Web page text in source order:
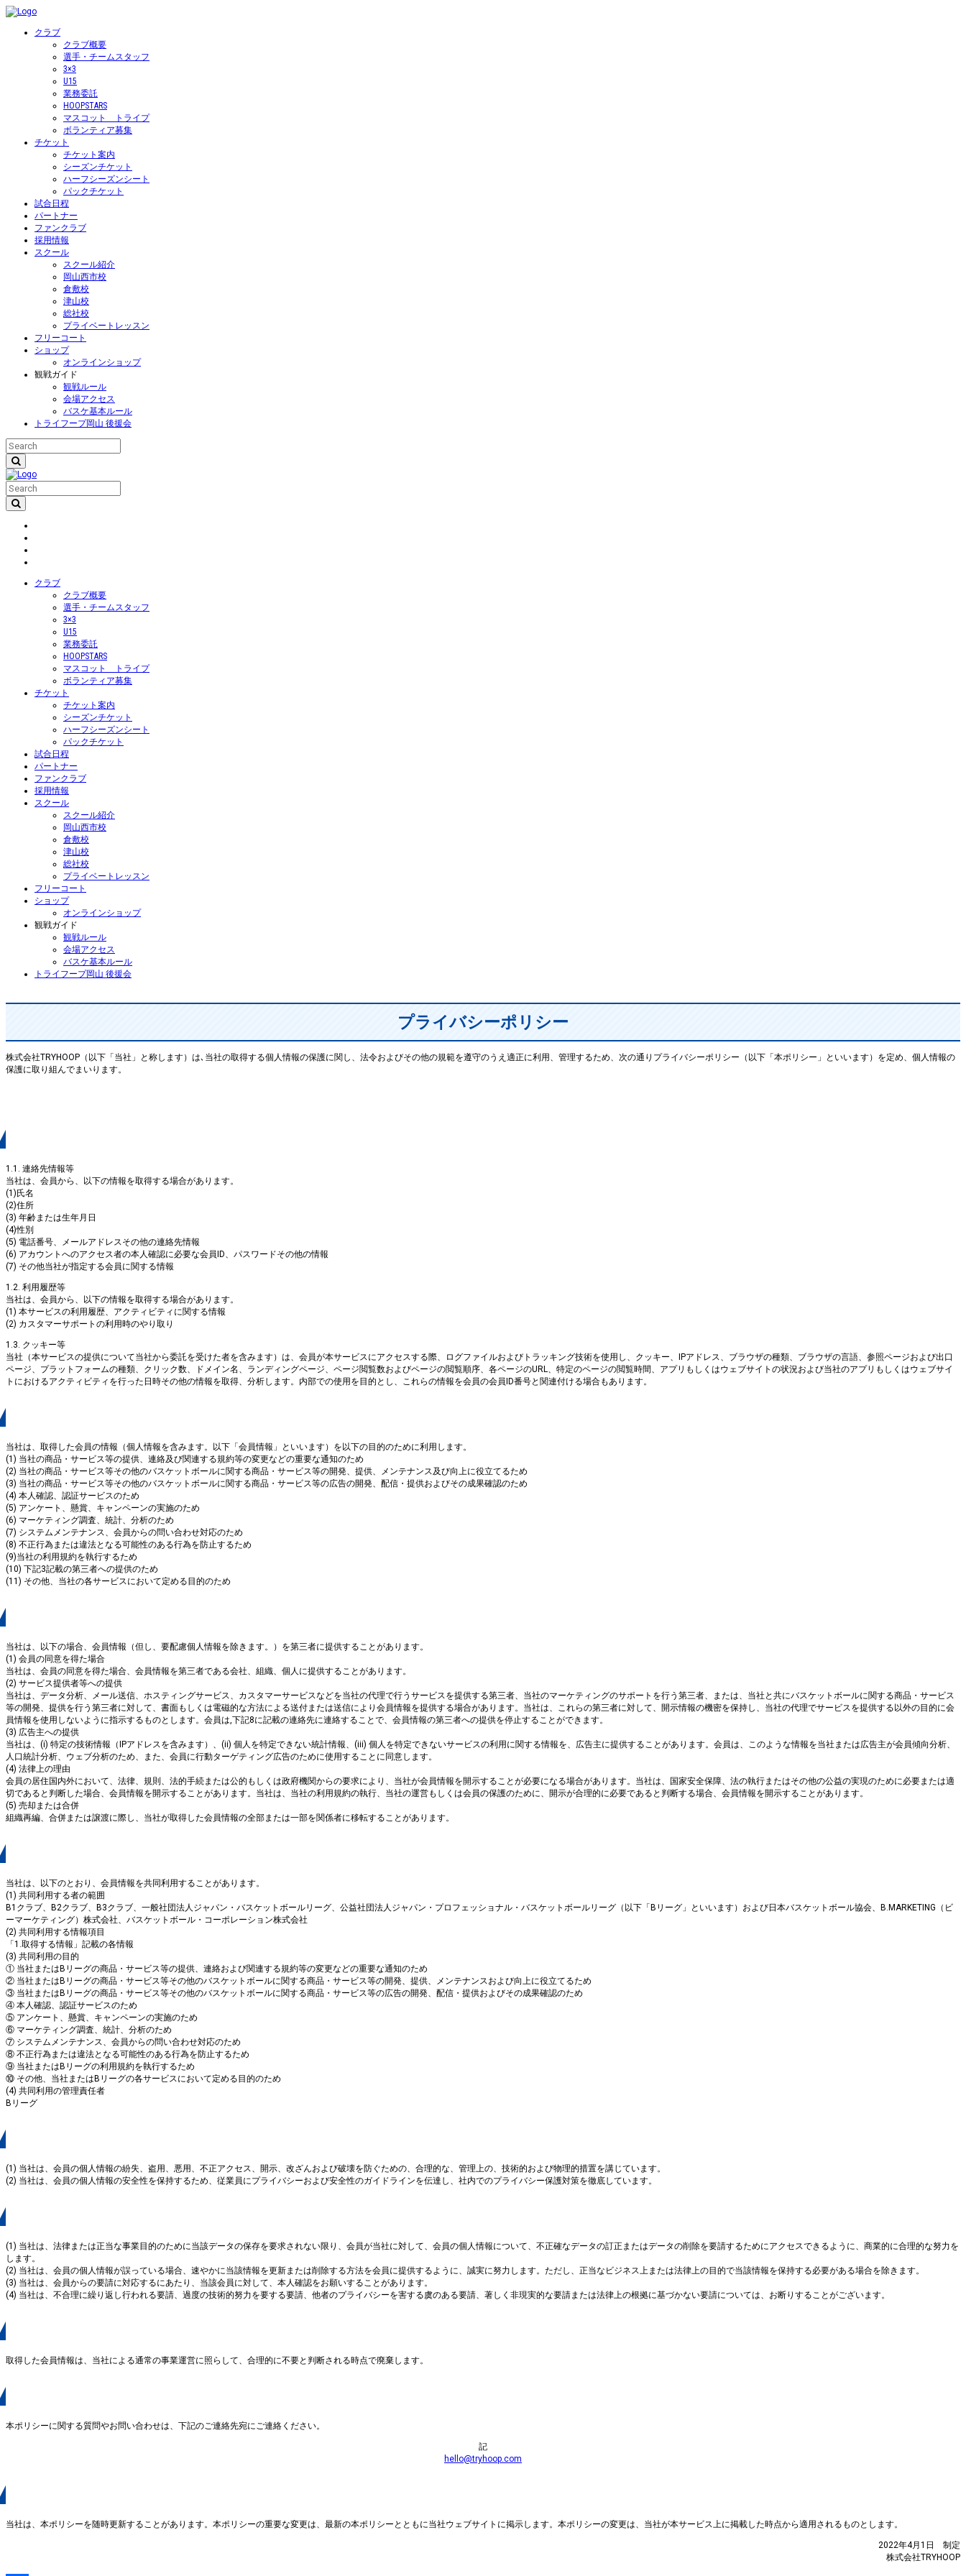
クラブ
クラブ概要
選手・チームスタッフ
3×3
U15
業務委託
HOOPSTARS
マスコット トライプ
ボランティア募集
チケット
チケット案内
シーズンチケット
ハーフシーズンシート
パックチケット
試合日程
パートナー
ファンクラブ
採用情報
スクール
スクール紹介
岡山西市校
倉敷校
津山校
総社校
プライベートレッスン
フリーコート
ショップ
オンラインショップ
観戦ガイド
観戦ルール
会場アクセス
バスケ基本ルール
トライフープ岡山 後援会
クラブ
クラブ概要
選手・チームスタッフ
3×3
U15
業務委託
HOOPSTARS
マスコット トライプ
ボランティア募集
チケット
チケット案内
シーズンチケット
ハーフシーズンシート
パックチケット
試合日程
パートナー
ファンクラブ
採用情報
スクール
スクール紹介
岡山西市校
倉敷校
津山校
総社校
プライベートレッスン
フリーコート
ショップ
オンラインショップ
観戦ガイド
観戦ルール
会場アクセス
バスケ基本ルール
トライフープ岡山 後援会
プライバシーポリシー
株式会社TRYHOOP（以下「当社」と称します）は､当社の取得する個人情報の保護に関し、法令およびその他の規範を遵守のうえ適正に利用、管理するため、次の通りプライバシーポリシー（以下「本ポリシー」といいます）を定め、個人情報の
保護に取り組んでまいります。
1.1. 連絡先情報等
当社は、会員から、以下の情報を取得する場合があります。
(1)氏名
(2)住所
(3) 年齢または生年月日
(4)性別
(5) 電話番号、メールアドレスその他の連絡先情報
(6) アカウントへのアクセス者の本人確認に必要な会員ID、パスワードその他の情報
(7) その他当社が指定する会員に関する情報
1.2. 利用履歴等
当社は、会員から、以下の情報を取得する場合があります。
(1) 本サービスの利用履歴、アクティビティに関する情報
(2) カスタマーサポートの利用時のやり取り
1.3. クッキー等
当社（本サービスの提供について当社から委託を受けた者を含みます）は、会員が本サービスにアクセスする際、ログファイルおよびトラッキング技術を使用し、クッキー、IPアドレス、ブラウザの種類、ブラウザの言語、参照ページおよび出口
ページ、プラットフォームの種類、クリック数、ドメイン名、ランディングページ、ページ閲覧数およびページの閲覧順序、各ページのURL、特定のページの閲覧時間、アプリもしくはウェブサイトの状況および当社のアプリもしくはウェブサイ
トにおけるアクティビティを行った日時その他の情報を取得、分析します。内部での使用を目的とし、これらの情報を会員の会員ID番号と関連付ける場合もあります。
当社は、取得した会員の情報（個人情報を含みます。以下「会員情報」といいます）を以下の目的のために利用します。
(1) 当社の商品・サービス等の提供、連絡及び関連する規約等の変更などの重要な通知のため
(2) 当社の商品・サービス等その他のバスケットボールに関する商品・サービス等の開発、提供、メンテナンス及び向上に役立てるため
(3) 当社の商品・サービス等その他のバスケットボールに関する商品・サービス等の広告の開発、配信・提供およびその成果確認のため
(4) 本人確認、認証サービスのため
(5) アンケート、懸賞、キャンペーンの実施のため
(6) マーケティング調査、統計、分析のため
(7) システムメンテナンス、会員からの問い合わせ対応のため
(8) 不正行為または違法となる可能性のある行為を防止するため
(9)当社の利用規約を執行するため
(10) 下記3記載の第三者への提供のため
(11) その他、当社の各サービスにおいて定める目的のため
当社は、以下の場合、会員情報（但し、要配慮個人情報を除きます。）を第三者に提供することがあります。
(1) 会員の同意を得た場合
当社は、会員の同意を得た場合、会員情報を第三者である会社、組織、個人に提供することがあります。
(2) サービス提供者等への提供
当社は、データ分析、メール送信、ホスティングサービス、カスタマーサービスなどを当社の代理で行うサービスを提供する第三者、当社のマーケティングのサポートを行う第三者、または、当社と共にバスケットボールに関する商品・サービス
等の開発、提供を行う第三者に対して、書面もしくは電磁的な方法による送付または送信により会員情報を提供する場合があります。当社は、これらの第三者に対して、開示情報の機密を保持し、当社の代理でサービスを提供する以外の目的に会
員情報を使用しないように指示するものとします。会員は,下記8に記載の連絡先に連絡することで、会員情報の第三者への提供を停止することができます。
(3) 広告主への提供
当社は、(i) 特定の技術情報（IPアドレスを含みます）、(ii) 個人を特定できない統計情報、(iii) 個人を特定できないサービスの利用に関する情報を、広告主に提供することがあります。会員は、このような情報を当社または広告主が会員傾向分析、
人口統計分析、ウェブ分析のため、また、会員に行動ターゲティング広告のために使用することに同意します。
(4) 法律上の理由
会員の居住国内外において、法律、規則、法的手続または公的もしくは政府機関からの要求により、当社が会員情報を開示することが必要になる場合があります。当社は、国家安全保障、法の執行またはその他の公益の実現のために必要または適
切であると判断した場合、会員情報を開示することがあります。当社は、当社の利用規約の執行、当社の運営もしくは会員の保護のために、開示が合理的に必要であると判断する場合、会員情報を開示することがあります。
(5) 売却または合併
組織再編、合併または譲渡に際し、当社が取得した会員情報の全部または一部を関係者に移転することがあります。
当社は、以下のとおり、会員情報を共同利用することがあります。
(1) 共同利用する者の範囲
B1クラブ、B2クラブ、B3クラブ、一般社団法人ジャパン・バスケットボールリーグ、公益社団法人ジャパン・プロフェッショナル・バスケットボールリーグ（以下「Bリーグ」といいます）および日本バスケットボール協会、B.MARKETING（ビ
ーマーケティング）株式会社、バスケットボール・コーポレーション株式会社
(2) 共同利用する情報項目
「1.取得する情報」記載の各情報
(3) 共同利用の目的
① 当社またはBリーグの商品・サービス等の提供、連絡および関連する規約等の変更などの重要な通知のため
② 当社またはBリーグの商品・サービス等その他のバスケットボールに関する商品・サービス等の開発、提供、メンテナンスおよび向上に役立てるため
③ 当社またはBリーグの商品・サービス等その他のバスケットボールに関する商品・サービス等の広告の開発、配信・提供およびその成果確認のため
④ 本人確認、認証サービスのため
⑤ アンケート、懸賞、キャンペーンの実施のため
⑥ マーケティング調査、統計、分析のため
⑦ システムメンテナンス、会員からの問い合わせ対応のため
⑧ 不正行為または違法となる可能性のある行為を防止するため
⑨ 当社またはBリーグの利用規約を執行するため
⑩ その他、当社またはBリーグの各サービスにおいて定める目的のため
(4) 共同利用の管理責任者
Bリーグ
(1) 当社は、会員の個人情報の紛失、盗用、悪用、不正アクセス、開示、改ざんおよび破壊を防ぐための、合理的な、管理上の、技術的および物理的措置を講じています。
(2) 当社は、会員の個人情報の安全性を保持するため、従業員にプライバシーおよび安全性のガイドラインを伝達し、社内でのプライバシー保護対策を徹底しています。
(1) 当社は、法律または正当な事業目的のために当該データの保存を要求されない限り、会員が当社に対して、会員の個人情報について、不正確なデータの訂正またはデータの削除を要請するためにアクセスできるように、商業的に合理的な努力を
します。
(2) 当社は、会員の個人情報が誤っている場合、速やかに当該情報を更新または削除する方法を会員に提供するように、誠実に努力します。ただし、正当なビジネス上または法律上の目的で当該情報を保持する必要がある場合を除きます。
(3) 当社は、会員からの要請に対応するにあたり、当該会員に対して、本人確認をお願いすることがあります。
(4) 当社は、不合理に繰り返し行われる要請、過度の技術的努力を要する要請、他者のプライバシーを害する虞のある要請、著しく非現実的な要請または法律上の根拠に基づかない要請については、お断りすることがございます。
取得した会員情報は、当社による通常の事業運営に照らして、合理的に不要と判断される時点で廃棄します。
本ポリシーに関する質問やお問い合わせは、下記のご連絡先宛にご連絡ください。
記
hello@tryhoop.com
当社は、本ポリシーを随時更新することがあります。本ポリシーの重要な変更は、最新の本ポリシーとともに当社ウェブサイトに掲示します。本ポリシーの変更は、当社が本サービス上に掲載した時点から適用されるものとします。
2022年4月1日 制定
株式会社TRYHOOP